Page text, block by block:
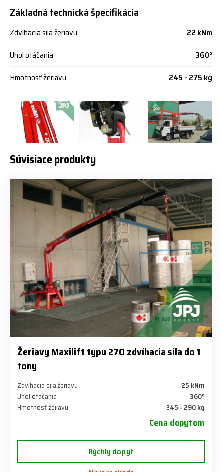
Základná technická špecifikácia
Zdvíhacia sila žeriavu
22 kNm
Uhol otáčania
360°
Hmotnosť žeriavu
245 - 275 kg
Súvisiace produkty
Žeriavy Maxilift typu 270 zdvíhacia sila do 1
tony
Zdvíhacia sila žeriavu
25 kNm
Uhol otáčania
360°
Hmotnosť žeriavu
245 - 290 kg
Cena dopytom
Rýchly dopyt